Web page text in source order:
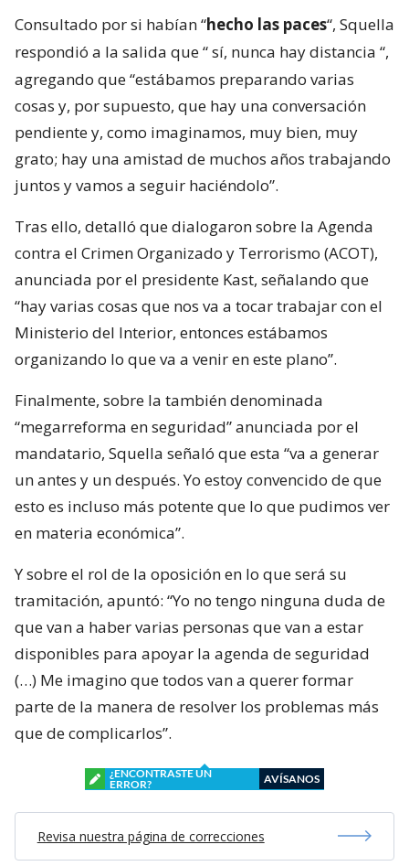
Consultado por si habían “hecho las paces“, Squella
respondió a la salida que “sí, nunca hay distancia “,
agregando que “estábamos preparando varias
cosas y, por supuesto, que hay una conversación
pendiente y, como imaginamos, muy bien, muy
grato; hay una amistad de muchos años trabajando
juntos y vamos a seguir haciéndolo”.
Tras ello, detalló que dialogaron sobre la Agenda
contra el Crimen Organizado y Terrorismo (ACOT),
anunciada por el presidente Kast, señalando que
“hay varias cosas que nos va a tocar trabajar con el
Ministerio del Interior, entonces estábamos
organizando lo que va a venir en este plano”.
Finalmente, sobre la también denominada
“megarreforma en seguridad” anunciada por el
mandatario, Squella señaló que esta “va a generar
un antes y un después. Yo estoy convencido de que
esto es incluso más potente que lo que pudimos ver
en materia económica”.
Y sobre el rol de la oposición en lo que será su
tramitación, apuntó: “Yo no tengo ninguna duda de
que van a haber varias personas que van a estar
disponibles para apoyar la agenda de seguridad
(…) Me imagino que todos van a querer formar
parte de la manera de resolver los problemas más
que de complicarlos”.
¿ENCONTRASTE UN
ERROR?
AVÍSANOS
Revisa nuestra página de correcciones